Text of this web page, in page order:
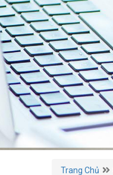
Trang Chủ